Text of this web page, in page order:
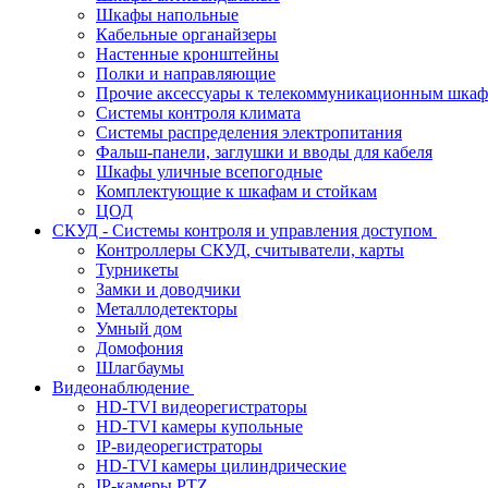
Шкафы напольные
Кабельные органайзеры
Настенные кронштейны
Полки и направляющие
Прочие аксессуары к телекоммуникационным
Системы контроля климата
Системы распределения электропитания
Фальш-панели, заглушки и вводы для кабеля
Шкафы уличные всепогодные
Комплектующие к шкафам и стойкам
ЦОД
СКУД - Системы контроля и управления доступом
Контроллеры СКУД, считыватели, карты
Турникеты
Замки и доводчики
Металлодетекторы
Умный дом
Домофония
Шлагбаумы
Видеонаблюдение
HD-TVI видеорегистраторы
HD-TVI камеры купольные
IP-видеорегистраторы
HD-TVI камеры цилиндрические